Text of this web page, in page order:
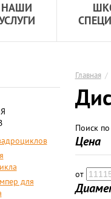
НАШИ
для
Главная /
Поиск
Цена
от